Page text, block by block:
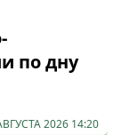
по дну
2026 14:20